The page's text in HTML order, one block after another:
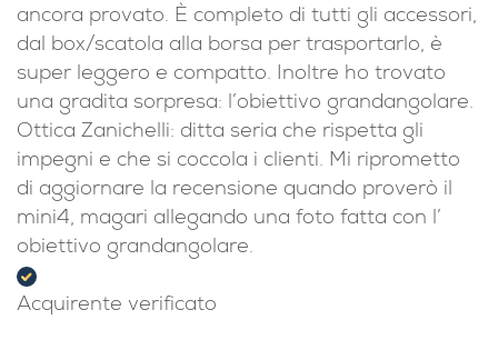
ancora provato. È completo di tutti gli accessori,
dal box/scatola alla borsa per trasportarlo, è
super leggero e compatto. Inoltre ho trovato
una gradita sorpresa: l’obiettivo grandangolare.
Ottica Zanichelli: ditta seria che rispetta gli
impegni e che si coccola i clienti. Mi riprometto
di aggiornare la recensione quando proverò il
mini4, magari allegando una foto fatta con l’
obiettivo grandangolare.
Acquirente verificato